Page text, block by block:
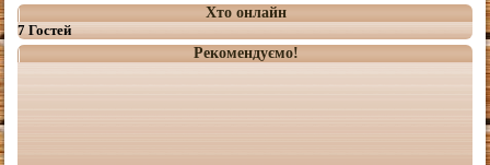
Хто онлайн
7 Гостей
Рекомендуємо!